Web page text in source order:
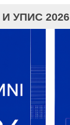
УПИС 2026